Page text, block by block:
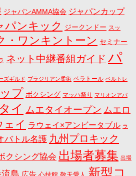
ジャパンAMMA協会 ジャパンカップ
パンキック ジークンドー スッ
・ワンキントーン セミナー
ネット中継番組ガイド パ
ズギルド ブラジリアン柔術 ベラトール ベルトレ
プ ボクシング マッハ祭り マリオンアパ
イ ムエタイオープン ムエロ
ェイ ラウェイ×アンビータブル ラ
バトル名護 九州プロキック
クシング協会 出場者募集 出場
新型コ